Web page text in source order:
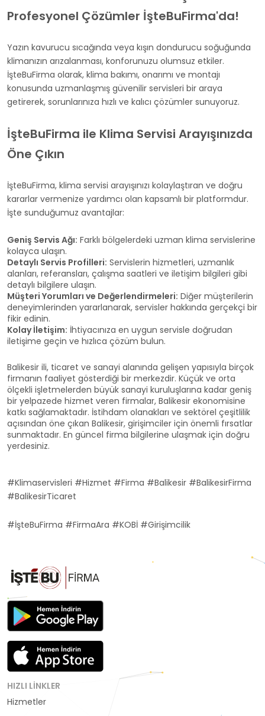
Profesyonel Çözümler İşteBuFirma'da!
Yazın kavurucu sıcağında veya kışın dondurucu soğuğunda
klimanızın arızalanması, konforunuzu olumsuz etkiler.
İşteBuFirma olarak, klima bakımı, onarımı ve montajı
konusunda uzmanlaşmış güvenilir servisleri bir araya
getirerek, sorunlarınıza hızlı ve kalıcı çözümler sunuyoruz.
İşteBuFirma ile Klima Servisi Arayışınızda
Öne Çıkın
İşteBuFirma, klima servisi arayışınızı kolaylaştıran ve doğru
kararlar vermenize yardımcı olan kapsamlı bir platformdur.
İşte sunduğumuz avantajlar:
Geniş Servis Ağı: Farklı bölgelerdeki uzman klima servislerine
kolayca ulaşın.
Detaylı Servis Profilleri: Servislerin hizmetleri, uzmanlık
alanları, referansları, çalışma saatleri ve iletişim bilgileri gibi
detaylı bilgilere ulaşın.
Müşteri Yorumları ve Değerlendirmeleri: Diğer müşterilerin
deneyimlerinden yararlanarak, servisler hakkında gerçekçi bir
fikir edinin.
Kolay İletişim: İhtiyacınıza en uygun servisle doğrudan
iletişime geçin ve hızlıca çözüm bulun.
Balikesir ili, ticaret ve sanayi alanında gelişen yapısıyla birçok
firmanın faaliyet gösterdiği bir merkezdir. Küçük ve orta
ölçekli işletmelerden büyük sanayi kuruluşlarına kadar geniş
bir yelpazede hizmet veren firmalar, Balikesir ekonomisine
katkı sağlamaktadır. İstihdam olanakları ve sektörel çeşitlilik
açısından öne çıkan Balikesir, girişimciler için önemli fırsatlar
sunmaktadır. En güncel firma bilgilerine ulaşmak için doğru
yerdesiniz.
#Klimaservisleri #Hizmet #Firma #Balikesir #BalikesirFirma
#BalikesirTicaret
#İşteBuFirma #FirmaAra #KOBİ #Girişimcilik
HIZLI LINKLER
Hizmetler